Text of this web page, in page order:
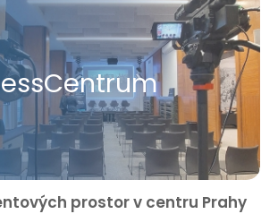
prostor v centru Prahy